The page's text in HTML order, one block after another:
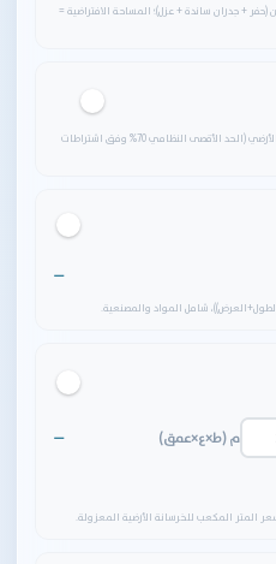
+ جدران ساندة + عزل)؛ المساحة الافتراضية =
الملحق العلوي: افتراضياً 50% من مساحة الدور الأرضي (الحد الأقصى النظامي 70% وفق اشتراطات
—
م (ط×ع×عمق) —